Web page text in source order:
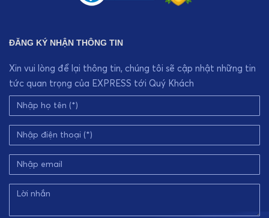
ĐĂNG KÝ NHẬN THÔNG TIN
Xin vui lòng để lại thông tin, chúng tôi sẽ cập nhật những tin
tức quan trọng của EXPRESS tới Quý Khách